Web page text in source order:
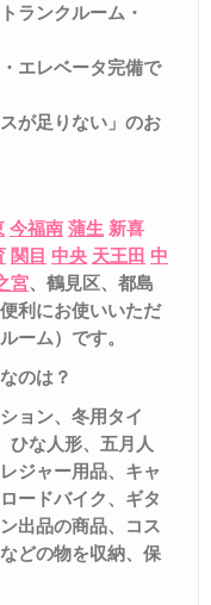
ランクルーム・
エレベータ完備で
スが足りない」のお
今福南 蒲生 新喜
関目 中央 天王田 中
宮、鶴見区、都島
利にお使いいただ
ーム）です。
のは？
ョン、冬用タイ
ひな人形、五月人
ジャー用品、キャ
ードバイク、ギタ
出品の商品、コス
どの物を収納、保